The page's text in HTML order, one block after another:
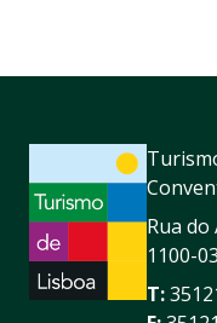
Rua do
1100-
T: